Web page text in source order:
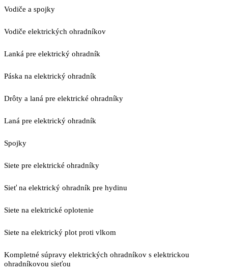
Vodiče a spojky
Vodiče elektrických ohradníkov
Lanká pre elektrický ohradník
Páska na elektrický ohradník
Drôty a laná pre elektrické ohradníky
Laná pre elektrický ohradník
Spojky
Siete pre elektrické ohradníky
Sieť na elektrický ohradník pre hydinu
Siete na elektrické oplotenie
Siete na elektrický plot proti vlkom
Kompletné súpravy elektrických ohradníkov s elektrickou
ohradníkovou sieťou